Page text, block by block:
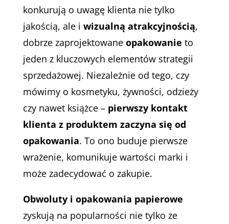
konkurują o uwagę klienta nie tylko
jakością, ale i wizualną atrakcyjnością,
dobrze zaprojektowane opakowanie to
jeden z kluczowych elementów strategii
sprzedażowej. Niezależnie od tego, czy
mówimy o kosmetyku, żywności, odzieży
czy nawet książce – pierwszy kontakt
klienta z produktem zaczyna się od
opakowania. To ono buduje pierwsze
wrażenie, komunikuje wartości marki i
może zadecydować o zakupie.
Obwoluty i opakowania papierowe
zyskują na popularności nie tylko ze